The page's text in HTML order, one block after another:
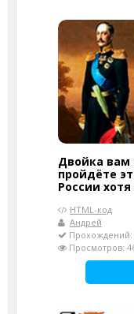
Двойка вам
пройдёте
России
HTML-код
Андрей
Прохождений:
Просмотров: